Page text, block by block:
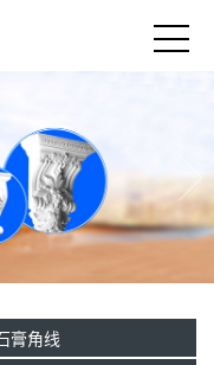
膏角线